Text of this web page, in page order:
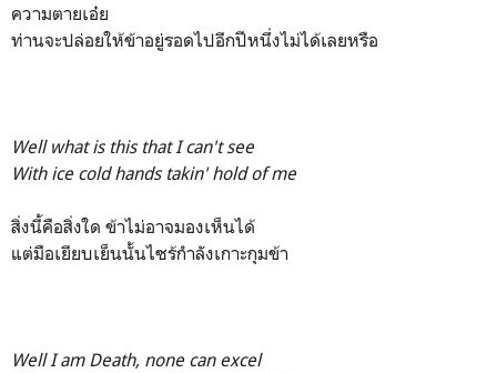
ความตายเอ๋ย
ท่านจะปล่อยให้ข้าอยู่รอดไปอีกปีหนึ่งไม่ได้เลยหรือ
Well what is this that I can't see
With ice cold hands takin' hold of me
สิ่งนี้คือสิ่งใด ข้าไม่อาจมองเห็นได้
แต่มือเยียบเย็นนั้นไซร้กำลังเกาะกุมข้า
Well I am Death, none can excel